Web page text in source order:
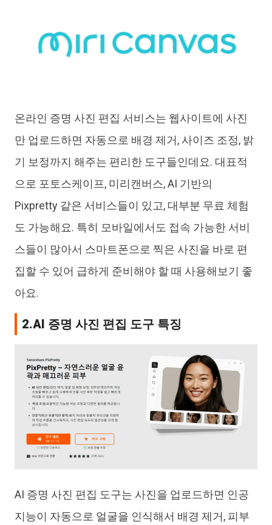
온라인 증명 사진 편집 서비스는 웹사이트에 사진
만 업로드하면 자동으로 배경 제거, 사이즈 조정, 밝
기 보정까지 해주는 편리한 도구들인데요. 대표적
으로 포토스케이프, 미리캔버스, AI 기반의
Pixpretty 같은 서비스들이 있고, 대부분 무료 체험
도 가능해요. 특히 모바일에서도 접속 가능한 서비
스들이 많아서 스마트폰으로 찍은 사진을 바로 편
집할 수 있어 급하게 준비해야 할 때 사용해보기 좋
아요.
2.AI 증명 사진 편집 도구 특징
AI 증명 사진 편집 도구는 사진을 업로드하면 인공
지능이 자동으로 얼굴을 인식해서 배경 제거, 피부